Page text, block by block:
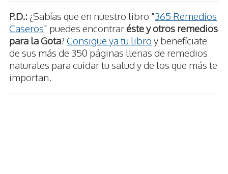
P.D.: ¿Sabías que en nuestro libro "365 Remedios
Caseros" puedes encontraréste y otros remedios
para la Gota? Consigue ya tu libro y benefíciate
de sus más de 350 páginas llenas de remedios
naturales para cuidar tu salud y de los que más te
importan.